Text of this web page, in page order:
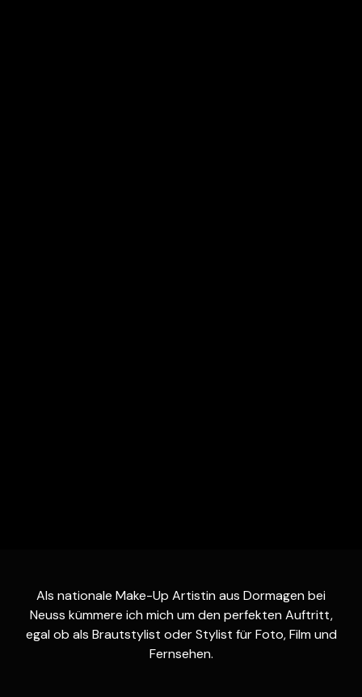
Als nationale Make-Up Artistin aus Dormagen bei
Neuss kümmere ich mich um den perfekten Auftritt,
egal ob als Brautstylist oder Stylist für Foto, Film und
Fernsehen.